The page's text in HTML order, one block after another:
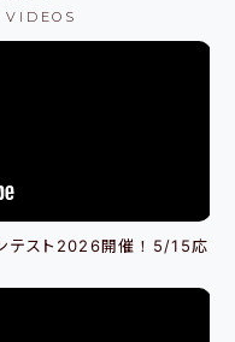
VIDEOS
ンテスト2026開催！5/15応